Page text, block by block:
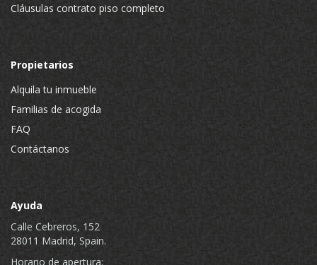
Cláusulas contrato piso completo
Propietarios
Alquila tu inmueble
Familias de acogida
FAQ
Contáctanos
Ayuda
Calle Cebreros, 152
28011 Madrid, Spain.
Horario de apertura: